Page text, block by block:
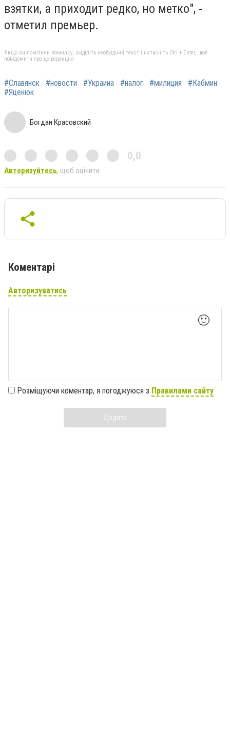
взятки, а приходит редко, но метко", -
отметил премьер.
Якщо ви помітили помилку, виділіть необхідний текст і натисніть Ctrl + Enter, щоб
повідомити про це редакцію
#Славянск #новости #Украина #налог #милиция
#Кабмин
#Яценюк
Богдан Красовский
0,0
Авторизуйтесь, щоб оцінити
Коментарі
Авторизуватись
🙂
Розміщуючи коментар, я погоджуюся з Правилами сайту
Додати